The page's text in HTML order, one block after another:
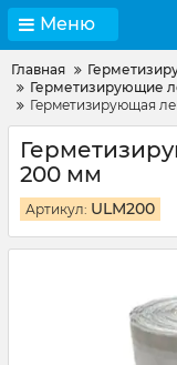
Меню
Главная
Герметизирующие
Герметизирующая
200 мм
Артикул: ULM200